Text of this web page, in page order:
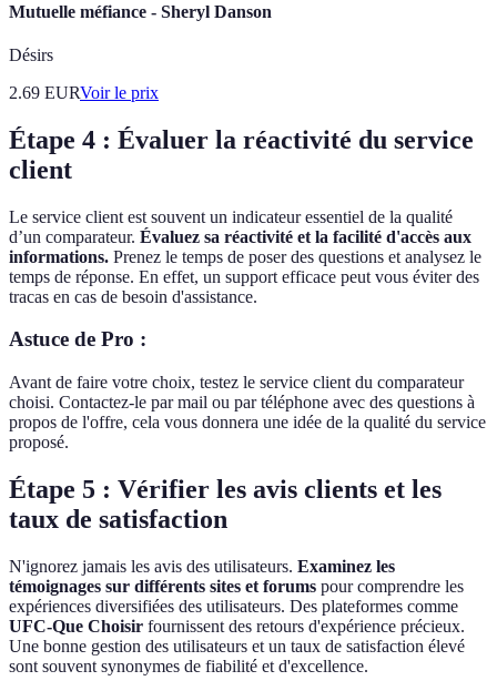
Mutuelle méfiance - Sheryl Danson
Désirs
2.69 EURVoir le prix
Étape 4 : Évaluer la réactivité du service
client
Le service client est souvent un indicateur essentiel de la qualité
d’un comparateur. Évaluez sa réactivité et la facilité d'accès aux
informations. Prenez le temps de poser des questions et analysez le
temps de réponse. En effet, un support efficace peut vous éviter des
tracas en cas de besoin d'assistance.
Astuce de Pro :
Avant de faire votre choix, testez le service client du comparateur
choisi. Contactez-le par mail ou par téléphone avec des questions à
propos de l'offre, cela vous donnera une idée de la qualité du service
proposé.
Étape 5 : Vérifier les avis clients et les
taux de satisfaction
N'ignorez jamais les avis des utilisateurs. Examinez les
témoignages sur différents sites et forums pour comprendre les
expériences diversifiées des utilisateurs. Des plateformes comme
UFC-Que Choisir fournissent des retours d'expérience précieux.
Une bonne gestion des utilisateurs et un taux de satisfaction élevé
sont souvent synonymes de fiabilité et d'excellence.